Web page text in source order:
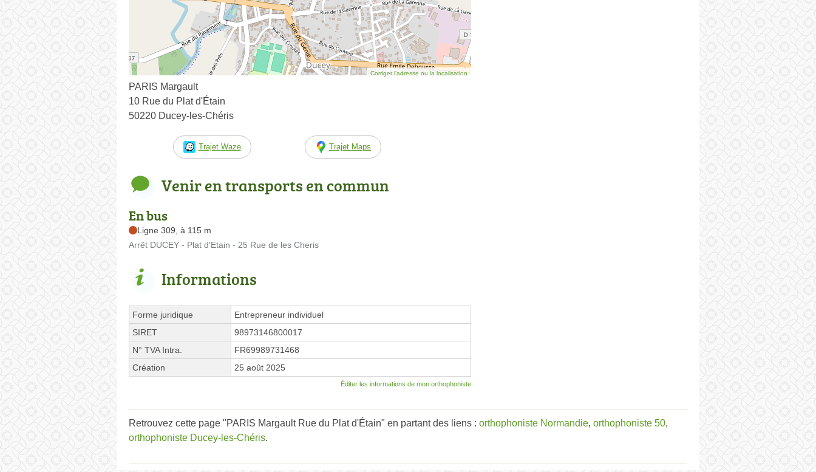
Corriger l’adresse ou la localisation
PARIS Margault
10 Rue du Plat d'Étain
50220 Ducey-les-Chéris
Trajet Waze Trajet Maps
Venir en transports en commun
En bus
Ligne 309, à 115 m
Arrêt DUCEY - Plat d'Etain - 25 Rue de les Cheris
Informations
Forme juridique
Entrepreneur individuel
SIRET
98973146800017
N° TVA Intra.
FR69989731468
Création
25 août 2025
Éditer les informations de mon orthophoniste
Retrouvez cette page "PARIS Margault Rue du Plat d'Étain" en partant des liens : orthophoniste Normandie, orthophoniste 50,
orthophoniste Ducey-les-Chéris.